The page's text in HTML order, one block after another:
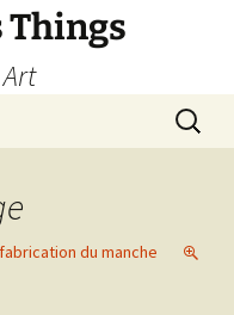
Things
du manche